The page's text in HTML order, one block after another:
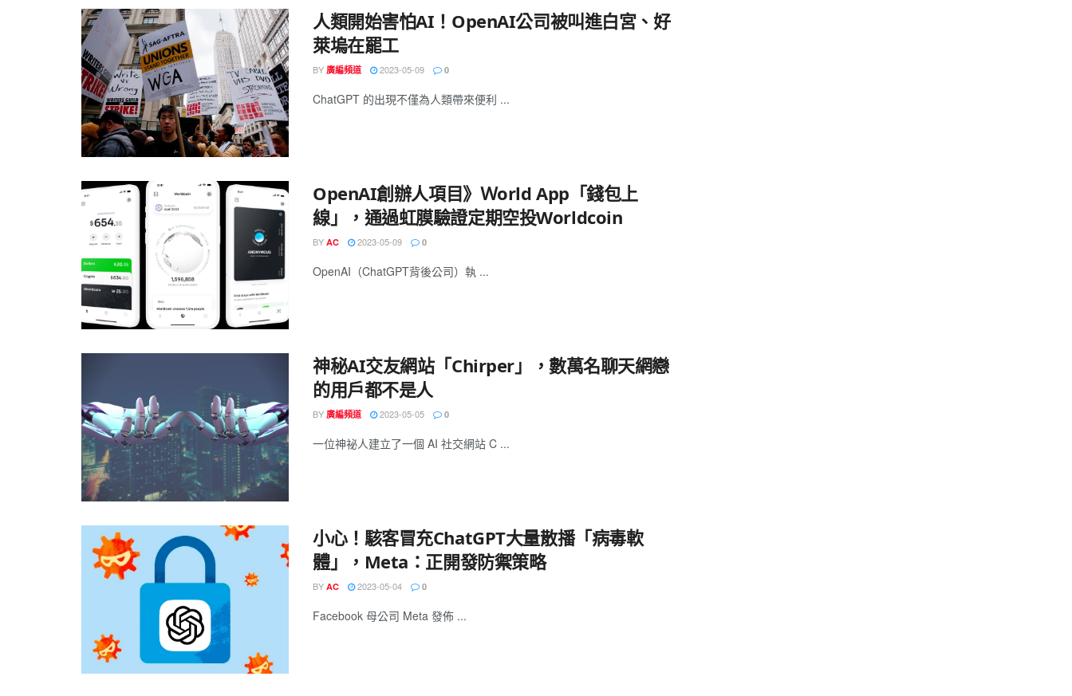
人類開始害怕AI！OpenAI公司被叫進白宮、好
萊塢在罷工
BY 廣編頻道 2023-05-09 0
ChatGPT 的出現不僅為人類帶來便利 ...
OpenAI創辦人項目》Ｗorld App「錢包上
線」，通過虹膜驗證定期空投Worldcoin
BY AC 2023-05-09 0
OpenAI（ChatGPT背後公司）執 ...
神秘AI交友網站「Chirper」，數萬名聊天網戀
的用戶都不是人
BY 廣編頻道 2023-05-05 0
一位神祕人建立了一個 AI 社交網站 C ...
小心！駭客冒充ChatGPT大量散播「病毒軟
體」，Meta：正開發防禦策略
BY AC 2023-05-04 0
Facebook 母公司 Meta 發佈 ...